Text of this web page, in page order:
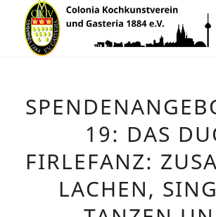
19: DAS
FIRLEFANZ:
LACHEN,